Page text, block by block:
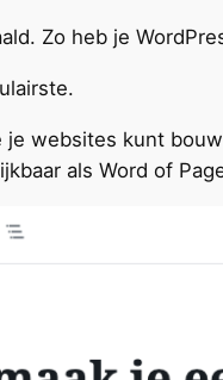
Zo heb je
websites kunt
als Word of